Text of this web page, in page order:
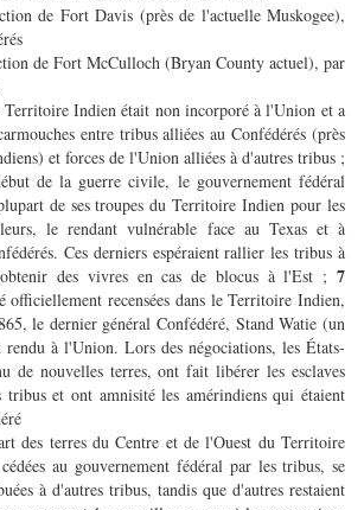
de Fort Davis (près de l'actuelle Muskogee),
de Fort McCulloch (Bryan County actuel), par
Territoire Indien était non incorporé à l'Union et a
entre tribus alliées au Confédérés (près
et forces de l'Union alliées à d'autres tribus ;
de la guerre civile, le gouvernement fédéral
de ses troupes du Territoire Indien pour les
le rendant vulnérable face au Texas et à
Ces derniers espéraient rallier les tribus à
des vivres en cas de blocus à l'Est ; 7
officiellement recensées dans le Territoire Indien,
le dernier général Confédéré, Stand Watie (un
rendu à l'Union. Lors des négociations, les États-
de nouvelles terres, ont fait libérer les esclaves
tribus et ont amnisité les amérindiens qui étaient
des terres du Centre et de l'Ouest du Territoire
au gouvernement fédéral par les tribus, se
à d'autres tribus, tandis que d'autres restaient